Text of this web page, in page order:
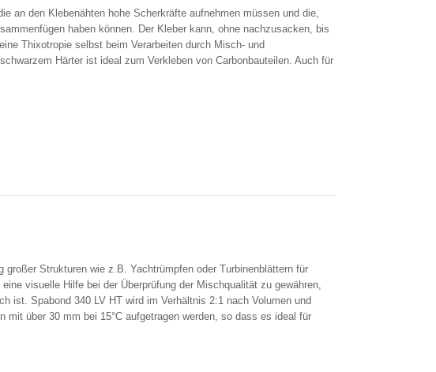
an den Klebenähten hohe Scherkräfte aufnehmen müssen und die,
haben können. Der Kleber kann, ohne nachzusacken, bis
Thixotropie selbst beim Verarbeiten durch Misch- und
Härter ist ideal zum Verkleben von Carbonbauteilen. Auch für
Strukturen wie z.B. Yachtrümpfen oder Turbinenblättern für
visuelle Hilfe bei der Überprüfung der Mischqualität zu gewähren,
ist. Spabond 340 LV HT wird im Verhältnis 2:1 nach Volumen und
über 30 mm bei 15°C aufgetragen werden, so dass es ideal für